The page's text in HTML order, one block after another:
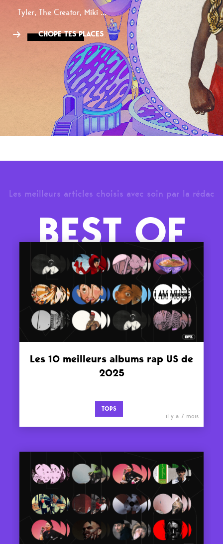
Tyler, The Creator, Miki ...
CHOPE TES PLACES
Les meilleurs articles choisis avec soin par la rédac
BEST OF
Les 10 meilleurs albums rap US de
2025
TOPS
il y a 7 mois